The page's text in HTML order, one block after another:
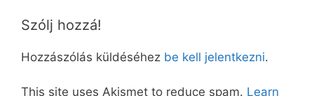
Szólj hozzá!
Hozzászólás küldéséhez be kell jelentkezni.
This site uses Akismet to reduce spam. Learn